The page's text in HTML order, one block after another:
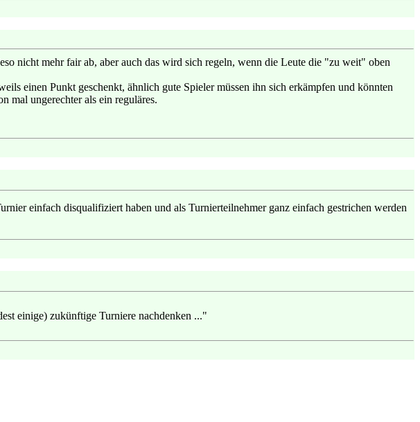
nicht mehr fair ab, aber auch das wird sich regeln, wenn die Leute die "zu weit" oben
einen Punkt geschenkt, ähnlich gute Spieler müssen ihn sich erkämpfen und könnten
mal ungerechter als ein reguläres.
einfach disqualifiziert haben und als Turnierteilnehmer ganz einfach gestrichen werden
einige) zukünftige Turniere nachdenken ..."